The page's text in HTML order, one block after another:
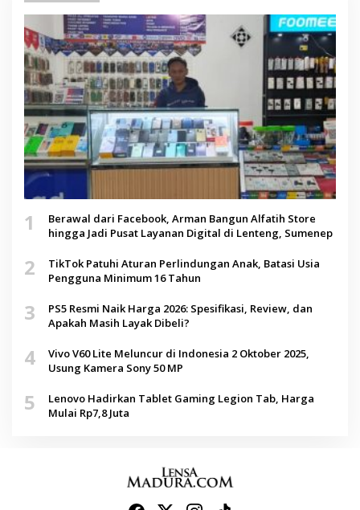
1
Berawal dari Facebook, Arman Bangun Alfatih Store
hingga Jadi Pusat Layanan Digital di Lenteng, Sumenep
2
TikTok Patuhi Aturan Perlindungan Anak, Batasi Usia
Pengguna Minimum 16 Tahun
3
PS5 Resmi Naik Harga 2026: Spesifikasi, Review, dan
Apakah Masih Layak Dibeli?
4
Vivo V60 Lite Meluncur di Indonesia 2 Oktober 2025,
Usung Kamera Sony 50 MP
5
Lenovo Hadirkan Tablet Gaming Legion Tab, Harga
Mulai Rp7,8 Juta